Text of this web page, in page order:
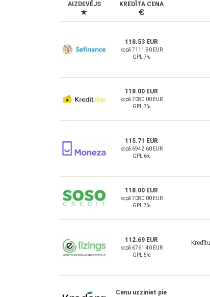
AIZDEVĒJS KREDĪTA CENA
118.53 EUR
kopā 7111.80 EUR
GPL 7%
118.00 EUR
kopā 7080.00 EUR
GPL 7%
115.71 EUR
kopā 6942.60 EUR
GPL 6%
118.00 EUR
kopā 7080.00 EUR
GPL 7%
112.69 EUR
kopā 6761.40 EUR
GPL 5%
Cenu uzziniet pie